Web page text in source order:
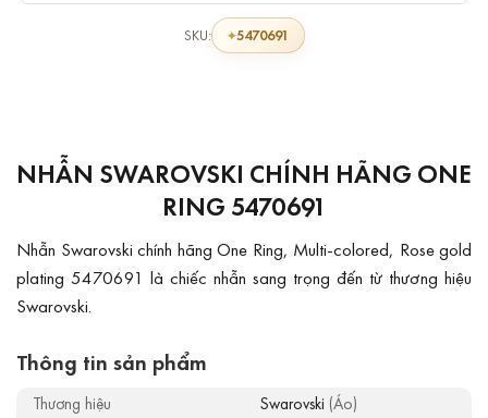
SKU: 5470691
NHẪN SWAROVSKI CHÍNH HÃNG ONE
RING 5470691
Nhẫn Swarovski chính hãng One Ring, Multi-colored, Rose gold
plating 5470691 là chiếc nhẫn sang trọng đến từ thương hiệu
Swarovski.
Thông tin sản phẩm
Thương hiệu Swarovski (Áo)